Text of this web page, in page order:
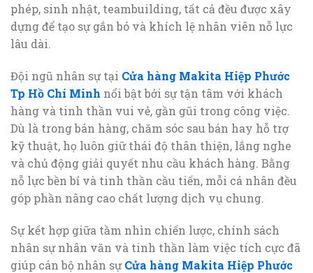
phép, sinh nhật, teambuilding, tất cả đều được xây
dựng để tạo sự gắn bó và khích lệ nhân viên nỗ lực
lâu dài.
Đội ngũ nhân sự tại Cửa hàng Makita Hiệp Phước
Tp Hồ Chí Minh nổi bật bởi sự tận tâm với khách
hàng và tinh thần vui vẻ, gần gũi trong công việc.
Dù là trong bán hàng, chăm sóc sau bán hay hỗ trợ
kỹ thuật, họ luôn giữ thái độ thân thiện, lắng nghe
và chủ động giải quyết nhu cầu khách hàng. Bằng
nỗ lực bền bỉ và tinh thần cầu tiến, mỗi cá nhân đều
góp phần nâng cao chất lượng dịch vụ chung.
Sự kết hợp giữa tầm nhìn chiến lược, chính sách
nhân sự nhân văn và tinh thần làm việc tích cực đã
giúp cán bộ nhân sựCửa hàng Makita Hiệp Phước